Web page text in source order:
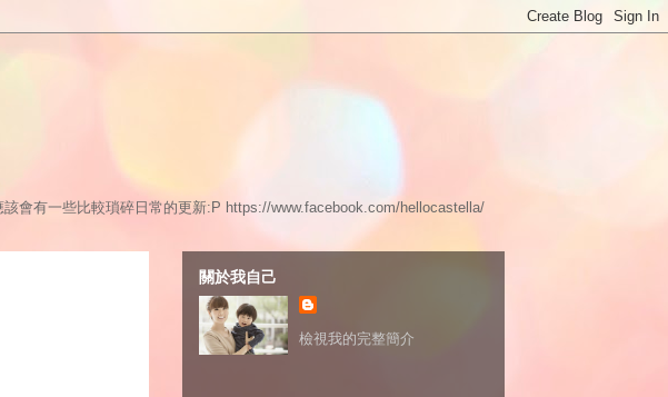
會有一些比較瑣碎日常的更新:P https://www.facebook.com/hellocastella/
關於我自己
檢視我的完整簡介